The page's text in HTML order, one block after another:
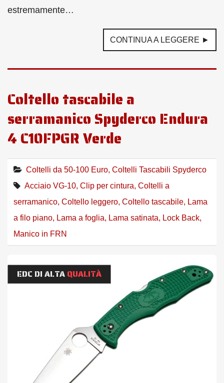
estremamente…
CONTINUA A LEGGERE ►
Coltello tascabile a
serramanico Spyderco Endura
4 C10FPGR Verde
Coltelli da 50-100 Euro, Coltelli Tascabili Spyderco
Acciaio VG-10, Clip per cintura, Coltelli a
serramanico, Coltello leggero, Coltello tascabile, Lama
a filo piano, Lama a foglia, Lama satinata, Lock Back,
Manico in FRN
EDC DI ALTA QUALITÀ